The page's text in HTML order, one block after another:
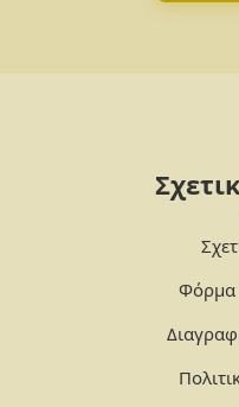
Φόρμα